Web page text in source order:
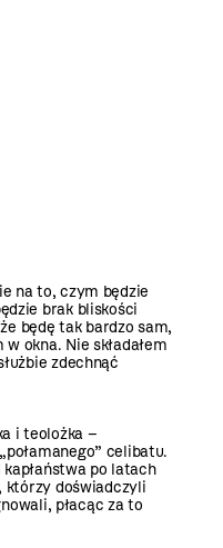
na to, czym będzie
brak bliskości
będę tak bardzo sam,
okna. Nie składałem
zdechnąć
i teolożka –
celibatu.
po latach
doświadczyli
płacąc za to